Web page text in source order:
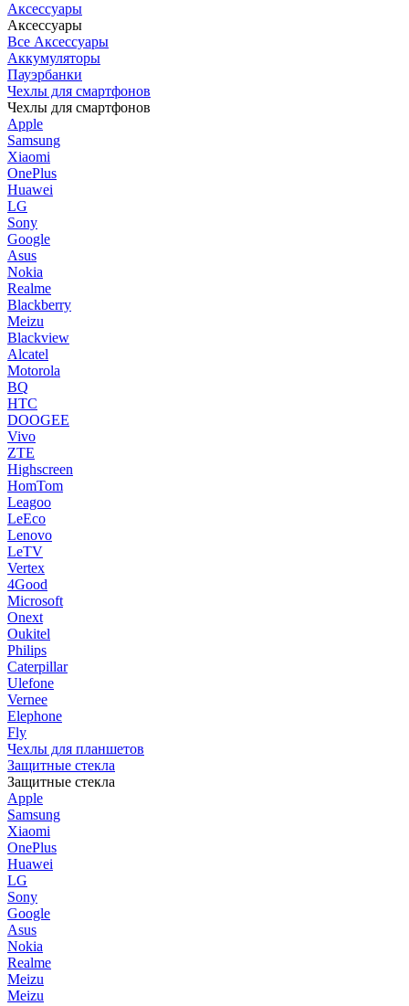
Аксессуары
Аксессуары
Все Аксессуары
Аккумуляторы
Пауэрбанки
Чехлы для смартфонов
Чехлы для смартфонов
Apple
Samsung
Xiaomi
OnePlus
Huawei
LG
Sony
Google
Asus
Nokia
Realme
Blackberry
Meizu
Blackview
Alcatel
Motorola
BQ
HTC
DOOGEE
Vivo
ZTE
Highscreen
HomTom
Leagoo
LeEco
Lenovo
LeTV
Vertex
4Good
Microsoft
Onext
Oukitel
Philips
Caterpillar
Ulefone
Vernee
Elephone
Fly
Чехлы для планшетов
Защитные стекла
Защитные стекла
Apple
Samsung
Xiaomi
OnePlus
Huawei
LG
Sony
Google
Asus
Nokia
Realme
Meizu
Meizu